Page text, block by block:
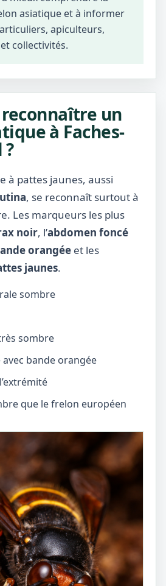
asiatique et à informer
apiculteurs,
collectivités.
un
à Faches-
à pattes jaunes, aussi
, se reconnaît surtout à
Les marqueurs les plus
noir, l’abdomen foncé
orangée et les
jaunes.
sombre
sombre
bande orangée
que le frelon européen